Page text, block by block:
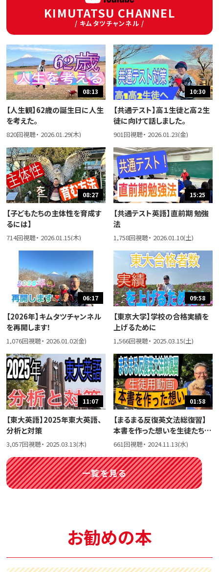
KIMUTATSU CHANNEL
/ キムタツチャンネル /
08:13
【人生観】62歳の誕生日に人生
を考えた。
820回視聴・ 2026.01.29(木)
10:30
【共通テスト】高１生徒と高２生
徒に向けて話しました。
901回視聴・ 2026.01.23(金)
08:27
【子どもたちの主体性を育成す
るには】
714回視聴・ 2026.01.15(木)
15:25
【共通テスト英語】直前期 勉強
法
1,758回視聴・ 2026.01.10(土)
06:17
【2026年】キムタツチャンネル
を再開します！
1,076回視聴・ 2026.01.02(金)
09:58
【東京大学】学校の合格実績を
上げるために
1,566回視聴・ 2025.03.15(土)
11:07
【東大英語】2025年東大英語、
分析と対策
3,057回視聴・ 2025.03.13(木)
01:58
【まるまる反復英文法総復習】
本書を作った想いを生徒たちに
話しました。
661回視聴・ 2024.11.13(水)
一覧を見る
お勧めの本